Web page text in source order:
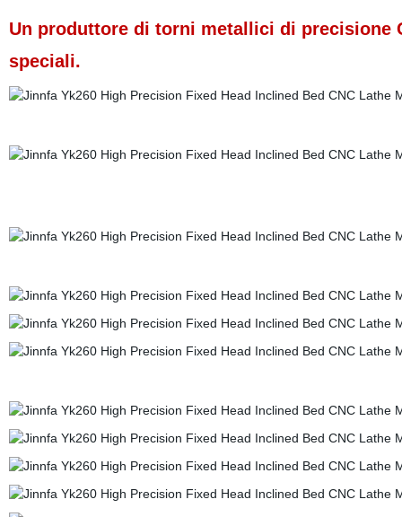
Un produttore di torni metallici di precisione
speciali.